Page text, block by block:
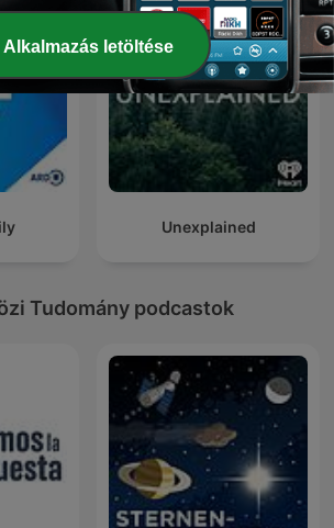
Unexplained
Tudomány podcastok
Alkalmazás letöltése